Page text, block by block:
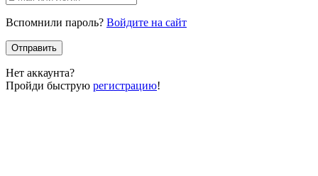
Вспомнили пароль? Войдите на сайт
Отправить
Нет аккаунта?
Пройди быструю регистрацию!